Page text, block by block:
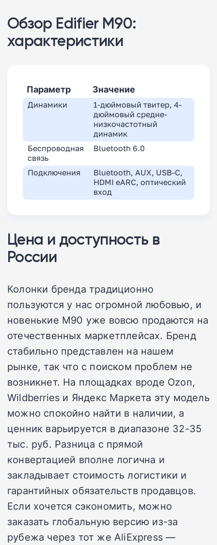
Обзор Edifier M90:
характеристики
Параметр Значение
Динамики
1-дюймовый твитер, 4-
дюймовый средне-
низкочастотный
динамик
Беспроводная
связь
Bluetooth 6.0
Подключения
Bluetooth, AUX, USB-C,
HDMI eARC, оптический
вход
Цена и доступность в
России
Колонки бренда традиционно
пользуются у нас огромной любовью, и
новенькие M90 уже вовсю продаются на
отечественных маркетплейсах. Бренд
стабильно представлен на нашем
рынке, так что с поиском проблем не
возникнет. На площадках вроде Ozon,
Wildberries и Яндекс Маркета эту модель
можно спокойно найти в наличии, а
ценник варьируется в диапазоне 32-35
тыс. руб. Разница с прямой
конвертацией вполне логична и
закладывает стоимость логистики и
гарантийных обязательств продавцов.
Если хочется сэкономить, можно
заказать глобальную версию из-за
рубежа через тот же AliExpress —